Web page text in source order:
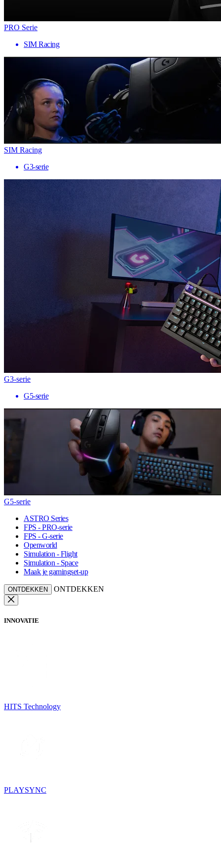
PRO Serie
SIM Racing
SIM Racing
G3-serie
G3-serie
G5-serie
G5-serie
ASTRO Series
FPS - PRO-serie
FPS - G-serie
Openworld
Simulation - Flight
Simulation - Space
Maak je gamingset-up
ONTDEKKEN ONTDEKKEN
INNOVATIE
HITS Technology
PLAYSYNC